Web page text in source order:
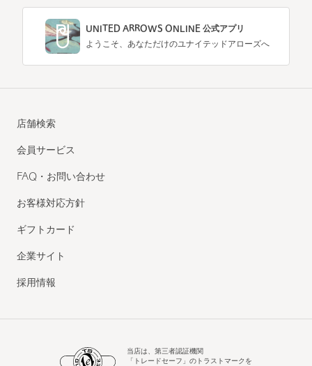
UNITED ARROWS ONLINE 公式アプリ
ようこそ、あなただけのユナイテッドアローズへ
店舗検索
会員サービス
FAQ・お問い合わせ
お客様対応方針
ギフトカード
企業サイト
採用情報
当店は、第三者認証機関
「トレードセーフ」のトラストマークを